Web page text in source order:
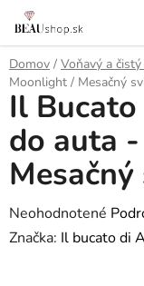
Prejsť
obsah
Domov / Voňavý a
Moonlight / Mesačný
Il
do auta
Priemerné
hodnotenie
Neohodnotené
Značka: Il bucato di